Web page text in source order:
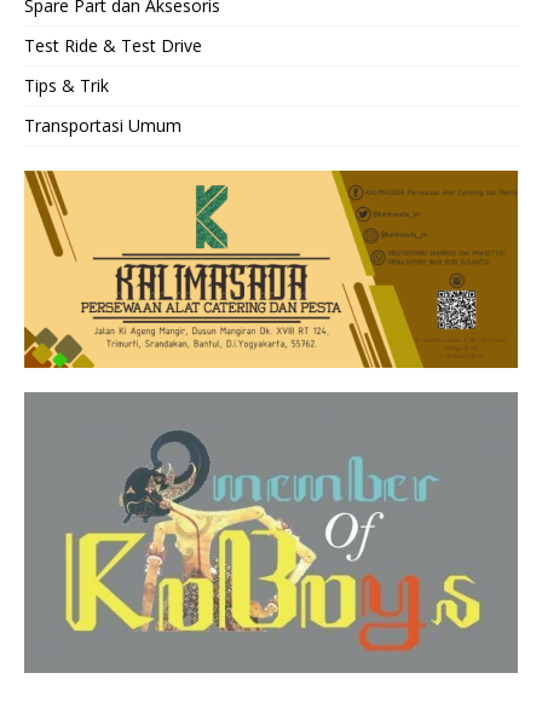
Spare Part dan Aksesoris
Test Ride & Test Drive
Tips & Trik
Transportasi Umum